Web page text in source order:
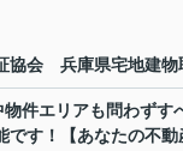
協会 兵庫県宅地建物
件エリアも問わずす
す！【あなたの不